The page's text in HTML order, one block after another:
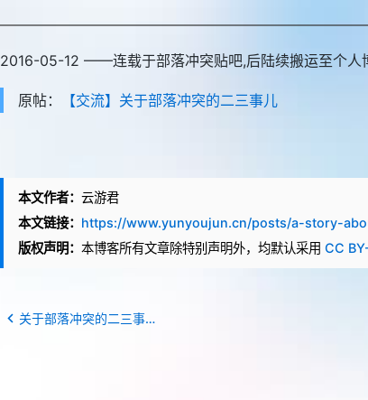
2016-05-12 ——连载于部落冲突贴吧,后陆续搬运至个人
原帖： 【交流】关于部落冲突的二三事儿
本文作者： 云游君
本文链接： https://www.yunyoujun.cn/posts/a-story-
版权声明： 本博客所有文章除特别声明外，均默认采用 CC
关于部落冲突的二三事儿-1